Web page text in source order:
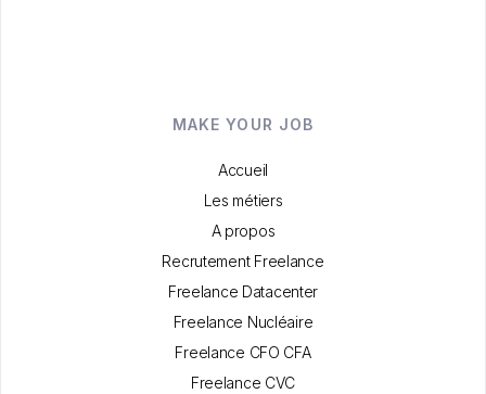
MAKE YOUR JOB
Accueil
Les métiers
A propos
Recrutement Freelance
Freelance Datacenter
Freelance Nucléaire
Freelance CFO CFA
Freelance CVC